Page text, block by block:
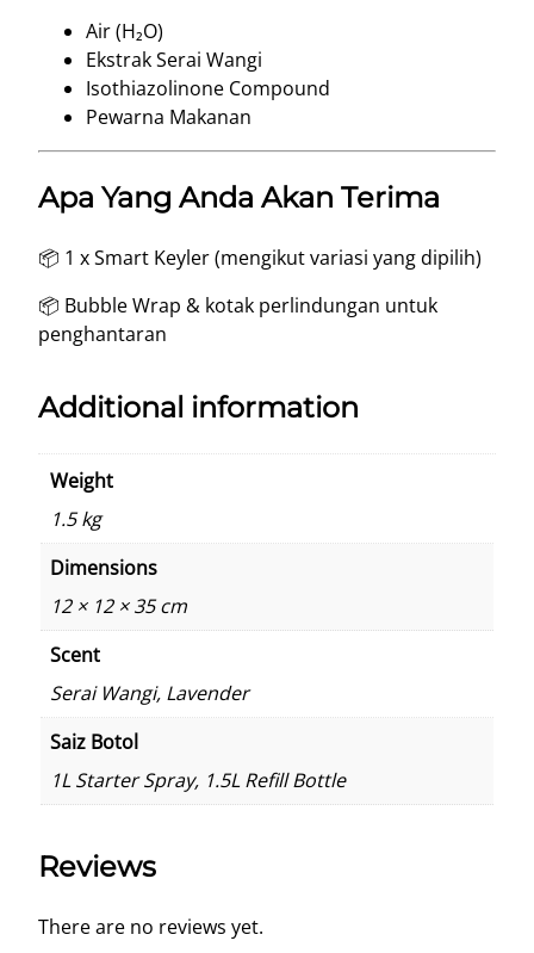
Air (H₂O)
Ekstrak Serai Wangi
Isothiazolinone Compound
Pewarna Makanan
Apa Yang Anda Akan Terima
📦 1 x Smart Keyler (mengikut variasi yang dipilih)
📦 Bubble Wrap & kotak perlindungan untuk
penghantaran
Additional information
Weight
1.5 kg
Dimensions
12 × 12 × 35 cm
Scent
Serai Wangi, Lavender
Saiz Botol
1L Starter Spray, 1.5L Refill Bottle
Reviews
There are no reviews yet.